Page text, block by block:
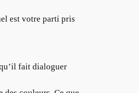
est votre parti pris
fait dialoguer